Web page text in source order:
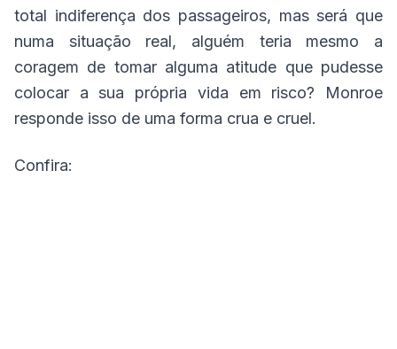
total indiferença dos passageiros, mas será que
numa situação real, alguém teria mesmo a
coragem de tomar alguma atitude que pudesse
colocar a sua própria vida em risco? Monroe
responde isso de uma forma crua e cruel.
Confira: